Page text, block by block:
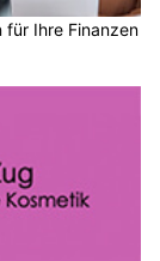
für Ihre Finanzen